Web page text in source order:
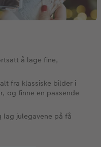
å lage fine,
fra klassiske bilder i
og finne en passende
julegavene på få